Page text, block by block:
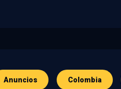
Anuncios Colombia